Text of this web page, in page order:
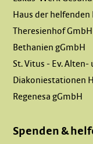
Haus der helfenden
Theresienhof GmbH
Bethanien gGmbH
St. Vitus - Ev.
Diakoniestationen
Regenesa gGmbH
Spenden &